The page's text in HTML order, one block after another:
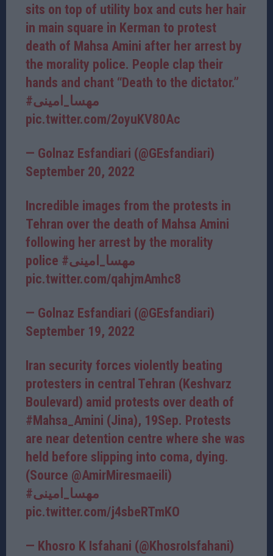
sits on top of utility box and cuts her hair
in main square in Kerman to protest
death of Mahsa Amini after her arrest by
the morality police. People clap their
hands and chant “Death to the dictator.”
#مهسا_امینی
pic.twitter.com/2oyuKV80Ac
— Golnaz Esfandiari (@GEsfandiari)
September 20, 2022
Incredible images from the protests in
Tehran over the death of Mahsa Amini
following her arrest by the morality
police
#مهسا_امینی
pic.twitter.com/qahjmAmhc8
— Golnaz Esfandiari (@GEsfandiari)
September 19, 2022
Iran security forces violently beating
protesters in central Tehran (Keshvarz
Boulevard) amid protests over death of
#Mahsa_Amini (Jina), 19Sep. Protests
are near detention centre where she was
held before slipping into coma, dying.
(Source @AmirMiresmaeili)
#مهسا_امینی
pic.twitter.com/j4sbeRTmKO
— Khosro K Isfahani (@KhosroIsfahani)